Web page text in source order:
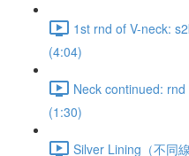
1st rnd of V-neck:
(4:04)
Neck continued: rnd
(1:30)
Silver Lining（不同